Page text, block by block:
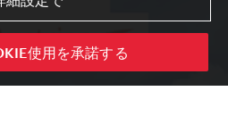
使用を承諾する